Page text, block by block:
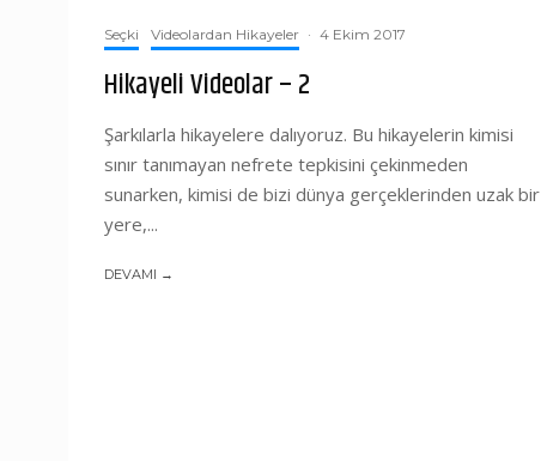
Seçki Videolardan Hikayeler · 4 Ekim 2017
Hikayeli Videolar – 2
Şarkılarla hikayelere dalıyoruz. Bu hikayelerin kimisi
sınır tanımayan nefrete tepkisini çekinmeden
sunarken, kimisi de bizi dünya gerçeklerinden uzak bir
yere,...
DEVAMI →